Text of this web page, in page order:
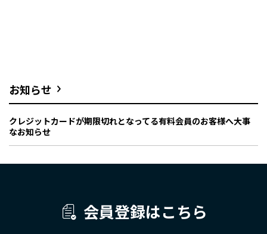
お知らせ
クレジットカードが期限切れとなってる有料会員のお客様へ大事
なお知らせ
会員登録はこちら